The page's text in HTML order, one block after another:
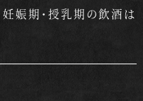
娠期・授乳期の飲酒は